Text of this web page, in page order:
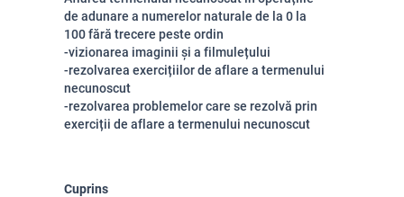
de adunare a numerelor naturale de la 0 la
100 fără trecere peste ordin
-vizionarea imaginii și a filmulețului
-rezolvarea exercițiilor de aflare a termenului
necunoscut
-rezolvarea problemelor care se rezolvă prin
exerciții de aflare a termenului necunoscut
Cuprins